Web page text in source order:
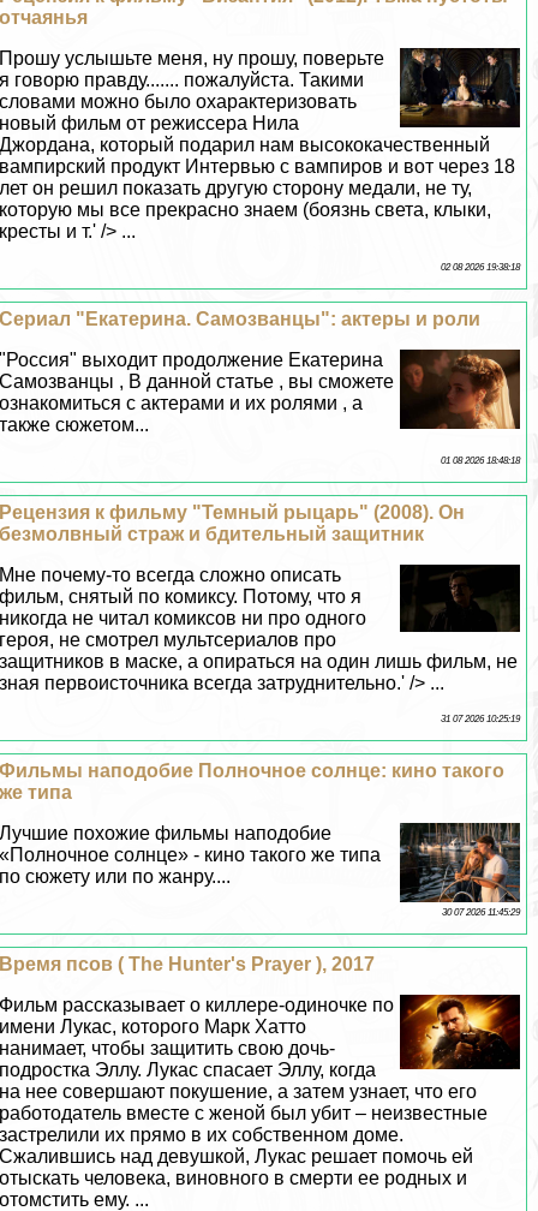
отчаянья
Прошу услышьте меня, ну прошу, поверьте
я говорю правду....... пожалуйста. Такими
словами можно было охаpaктеризовать
новый фильм от режиссера Нила
Джордана, который подарил нам высококачественный
вампирский продукт Интервью с вампиров и вот через 18
лет он решил показать другую сторону медали, не ту,
которую мы все прекрасно знаем (боязнь света, клыки,
кресты и т.' /> ...
02 08 2026 19:38:18
Сериал "Екатерина. Самозванцы": актеры и роли
"Россия" выходит продолжение Екатерина
Самозванцы , В данной статье , вы сможете
ознакомиться с актерами и их ролями , а
также сюжетом...
01 08 2026 18:48:18
Рецензия к фильму "Темный рыцарь" (2008). Он
безмолвный страж и бдительный защитник
Мне почему-то всегда сложно описать
фильм, снятый по комиксу. Потому, что я
никогда не читал комиксов ни про одного
героя, не смотрел мультсериалов про
защитников в маске, а опираться на один лишь фильм, не
зная первоисточника всегда затруднительно.' /> ...
31 07 2026 10:25:19
Фильмы наподобие Полночное солнце: кино такого
же типа
Лучшие похожие фильмы наподобие
«Полночное солнце» - кино такого же типа
по сюжету или по жанру....
30 07 2026 11:45:29
Время псов ( The Hunter's Prayer ), 2017
Фильм рассказывает о киллере-одиночке по
имени Лукас, которого Марк Хатто
нанимает, чтобы защитить свою дочь-
подростка Эллу. Лукас спасает Эллу, когда
на нее совершают покушение, а затем узнает, что его
работодатель вместе с женой был убит – неизвестные
застрелили их прямо в их собственном доме.
Сжалившись над дeвyшкой, Лукас решает помочь ей
отыскать человека, виновного в cмepти ее родных и
отомстить ему. ...